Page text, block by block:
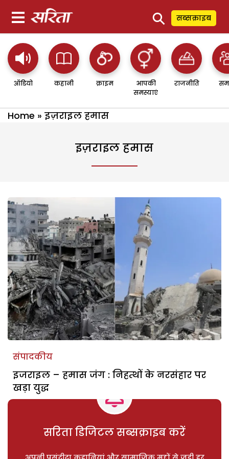
⚲ सब्सक्राइब
ऑडियो कहानी क्राइम
आपकी
समस्याएं
राजनीति
Home » इज़राइल हमास
इज़राइल हमास
संपादकीय
इजराइल – हमास जंग : निहत्थों के नरसंहार पर
खड़ा युद्ध
सरिता डिजिटल सब्सक्राइब करें